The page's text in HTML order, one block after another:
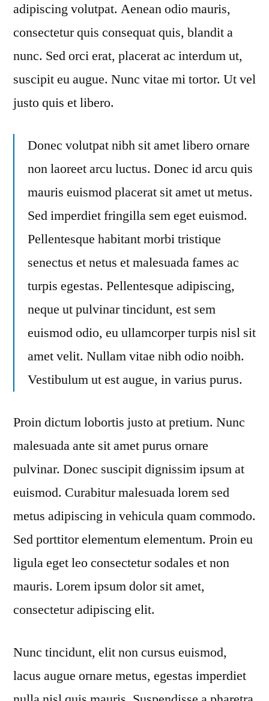
adipiscing volutpat. Aenean odio mauris,
consectetur quis consequat quis, blandit a
nunc. Sed orci erat, placerat ac interdum ut,
suscipit eu augue. Nunc vitae mi tortor. Ut vel
justo quis et libero.
Donec volutpat nibh sit amet libero ornare
non laoreet arcu luctus. Donec id arcu quis
mauris euismod placerat sit amet ut metus.
Sed imperdiet fringilla sem eget euismod.
Pellentesque habitant morbi tristique
senectus et netus et malesuada fames ac
turpis egestas. Pellentesque adipiscing,
neque ut pulvinar tincidunt, est sem
euismod odio, eu ullamcorper turpis nisl sit
amet velit. Nullam vitae nibh odio noibh.
Vestibulum ut est augue, in varius purus.
Proin dictum lobortis justo at pretium. Nunc
malesuada ante sit amet purus ornare
pulvinar. Donec suscipit dignissim ipsum at
euismod. Curabitur malesuada lorem sed
metus adipiscing in vehicula quam commodo.
Sed porttitor elementum elementum. Proin eu
ligula eget leo consectetur sodales et non
mauris. Lorem ipsum dolor sit amet,
consectetur adipiscing elit.
Nunc tincidunt, elit non cursus euismod,
lacus augue ornare metus, egestas imperdiet